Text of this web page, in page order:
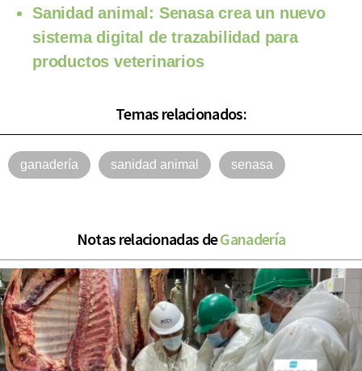
Sanidad animal: Senasa crea un nuevo
sistema digital de trazabilidad para
productos veterinarios
Temas relacionados:
ganadería sanidad animal senasa
Notas relacionadas deGanadería